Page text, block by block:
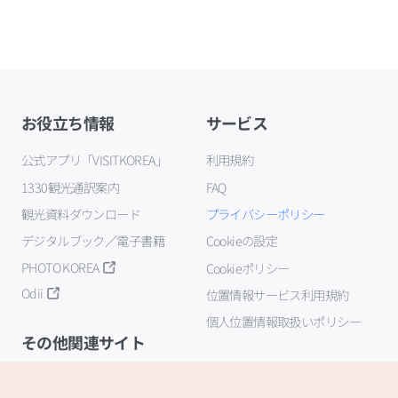
お役立ち情報
公式アプリ「VISITKOREA」
1330観光通訳案内
観光資料ダウンロード
デジタルブック／電子書籍
PHOTO KOREA
Odii
サービス
利用規約
FAQ
プライバシーポリシー
Cookieの設定
Cookieポリシー
位置情報サービス利用規約
個人位置情報取扱いポリシー
その他関連サイト